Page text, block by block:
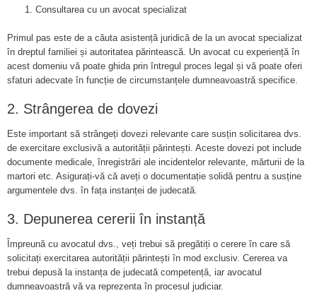
Consultarea cu un avocat specializat
Primul pas este de a căuta asistență juridică de la un avocat specializat
în dreptul familiei și autoritatea părintească. Un avocat cu experiență în
acest domeniu vă poate ghida prin întregul proces legal și vă poate oferi
sfaturi adecvate în funcție de circumstanțele dumneavoastră specifice.
2. Strângerea de dovezi
Este important să strângeți dovezi relevante care susțin solicitarea dvs.
de exercitare exclusivă a autorității părintești. Aceste dovezi pot include
documente medicale, înregistrări ale incidentelor relevante, mărturii de la
martori etc. Asigurați-vă că aveți o documentație solidă pentru a susține
argumentele dvs. în fața instanței de judecată.
3. Depunerea cererii în instanță
Împreună cu avocatul dvs., veți trebui să pregătiți o cerere în care să
solicitați exercitarea autorității părintești în mod exclusiv. Cererea va
trebui depusă la instanța de judecată competență, iar avocatul
dumneavoastră vă va reprezenta în procesul judiciar.